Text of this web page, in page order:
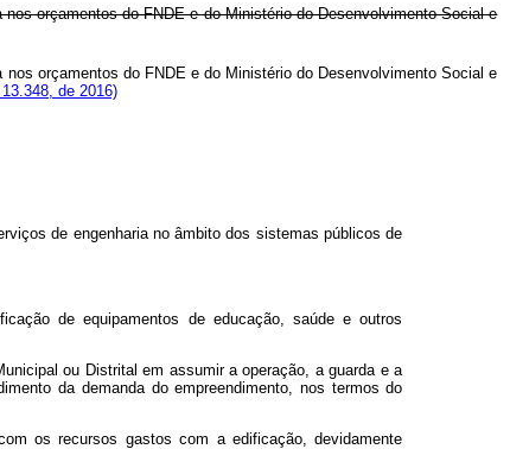
orçamentos do FNDE e do Ministério do Desenvolvimento Social e
orçamentos do FNDE e do Ministério do Desenvolvimento Social e
de 2016)
de engenharia no âmbito dos sistemas públicos de
de equipamentos de educação, saúde e outros
ou Distrital em assumir a operação, a guarda e a
da demanda do empreendimento, nos termos do
os recursos gastos com a edificação, devidamente